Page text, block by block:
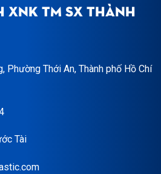
XNK TM SX THÀNH
Phường Thới An, Thành phố Hồ Chí
Tài